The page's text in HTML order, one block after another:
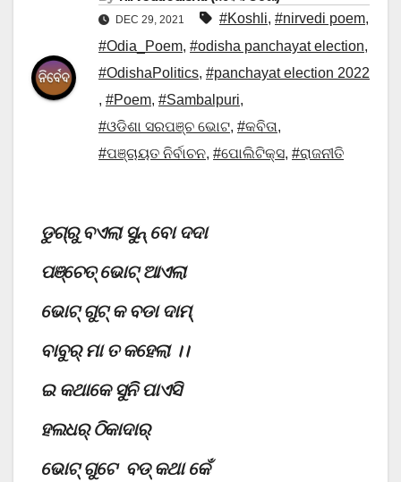
DEC 29, 2021 #Koshli, #nirvedi poem,
#Odia_Poem, #odisha panchayat election,
#OdishaPolitics, #panchayat election 2022
, #Poem, #Sambalpuri,
#ଓଡିଶା ସରପଞ୍ଚ ଭୋଟ, #କବିତା,
#ପଞ୍ଚାୟତ ନିର୍ବାଚନ, #ପୋଲିଟିକ୍ସ, #ରାଜନୀତି
ଡୁଗ୍ରୁବଏଲା ସୁନ୍ ବୋ ଦଦା
ପଞ୍ଚେତ୍ ଭୋଟ୍ ଆଏଲା
ଭୋଟ୍ ଗୁଟ୍ କ ବଡା ଦାମ୍
ବାବୁର୍ ମା ତ କହେଲା ।।
ଇ କଥାକେ ସୁନି ପାଏସି
ହଲଧର୍ ଠିକାଦାର୍
ଭୋଟ୍ ଗୁଟେ ବଡ୍ କଥା କେଁ